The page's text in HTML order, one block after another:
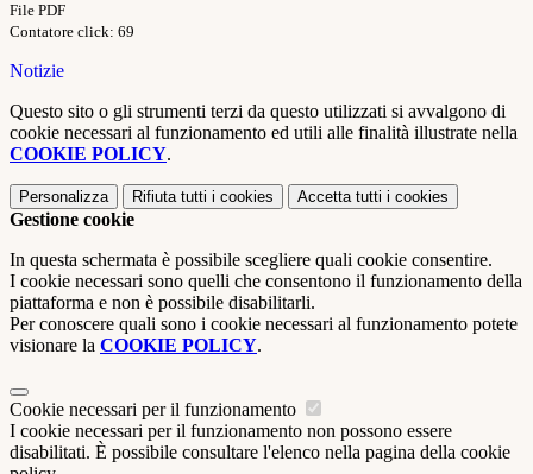
File PDF
Contatore click: 69
Notizie
Questo sito o gli strumenti terzi da questo utilizzati si avvalgono di
cookie necessari al funzionamento ed utili alle finalità illustrate nella
COOKIE POLICY.
Personalizza Rifiuta tutti i cookies Accetta tutti i cookies
Gestione cookie
In questa schermata è possibile scegliere quali cookie consentire.
I cookie necessari sono quelli che consentono il funzionamento della
piattaforma e non è possibile disabilitarli.
Per conoscere quali sono i cookie necessari al funzionamento potete
visionare la COOKIE POLICY.
Cookie necessari per il funzionamento
I cookie necessari per il funzionamento non possono essere
disabilitati. È possibile consultare l'elenco nella pagina della cookie